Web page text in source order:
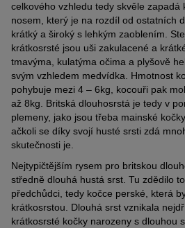
celkového vzhledu tedy skvěle zapadá
nosem, který je na rozdíl od ostatních
krátký a široký s lehkým zaoblením.
krátkosrsté jsou uši zakulacené a
tmavýma, kulatýma očima a plyšově
svým vzhledem medvídka. Hmotnost
pohybuje mezi 4 – 6kg, kocouři pak
až 8kg. Britská dlouhosrstá je tedy v
plemeny, jako jsou třeba mainské
ačkoli se díky svojí husté srsti zdá
skutečnosti je.
Nejtypičtějším rysem pro britskou
středně dlouhá hustá srst. Tu zdědilo
předchůdci, tedy kočce perské, která
krátkosrstou. Dlouhá srst vznikala
krátkosrsté kočky narozeny s dlouhou